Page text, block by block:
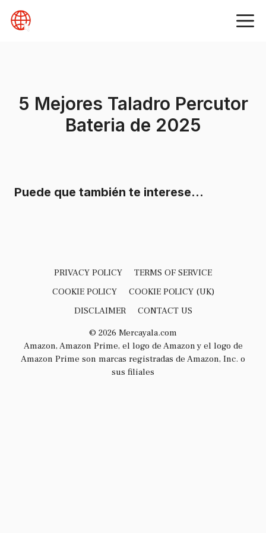
Skip
5 Mejores Taladro Percutor
Bateria de 2025
Puede que también te interese…
PRIVACY POLICY
TERMS OF SERVICE
COOKIE POLICY
COOKIE POLICY (UK)
DISCLAIMER
CONTACT US
© 2026 Mercayala.com
Amazon, Amazon Prime, el logo de Amazon y el logo de
Amazon Prime son marcas registradas de Amazon, Inc. o
sus filiales